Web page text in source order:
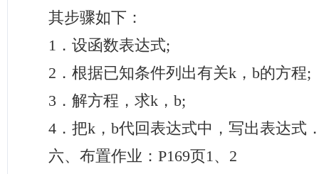
其步骤如下：
1．设函数表达式;
2．根据已知条件列出有关k，b的方程;
3．解方程，求k，b;
4．把k，b代回表达式中，写出表达式
六、布置作业：P169页1、2